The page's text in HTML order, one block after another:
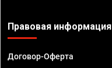
Правовая информация
Договор-Оферта